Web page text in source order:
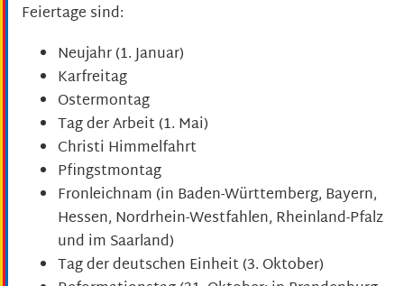
Feiertage sind:
Neujahr (1. Januar)
Karfreitag
Ostermontag
Tag der Arbeit (1. Mai)
Christi Himmelfahrt
Pfingstmontag
Fronleichnam (in Baden-Württemberg, Bayern,
Hessen, Nordrhein-Westfahlen, Rheinland-Pfalz
und im Saarland)
Tag der deutschen Einheit (3. Oktober)